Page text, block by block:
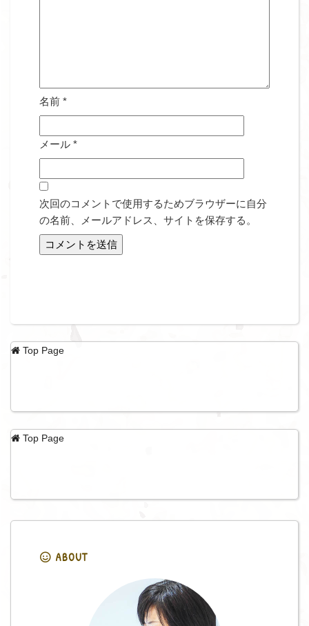
名前 *
メール *
次回のコメントで使用するためブラウザーに自分
の名前、メールアドレス、サイトを保存する。
Top Page
Top Page
ABOUT